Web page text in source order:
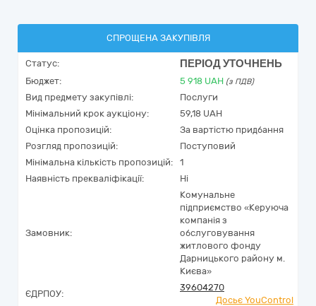
СПРОЩЕНА ЗАКУПІВЛЯ
Статус: ПЕРІОД УТОЧНЕНЬ
Бюджет: 5 918 UAH (з ПДВ)
Вид предмету закупівлі:
Послуги
Мінімальний крок аукціону:
59,18 UAH
Оцінка пропозицій:
За вартістю придбання
Розгляд пропозицій:
Поступовий
Мінімальна кількість пропозицій:
1
Наявність прекваліфікації:
Ні
Замовник:
Комунальне
підприємство «Керуюча
компанія з
обслуговування
житлового фонду
Дарницького району м.
Києва»
ЄДРПОУ:
39604270
Досьє YouControl